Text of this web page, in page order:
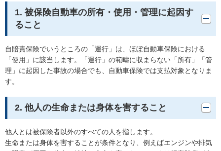
1. 被保険自動車の所有・使用・管理に起因す
ること
自賠責保険でいうところの「運行」は、ほぼ自動車保険における
「使用」に該当します。「運行」の範疇に収まらない「所有」「管
理」に起因した事故の場合でも、自動車保険では支払対象となりま
す。
2. 他人の生命または身体を害すること
他人とは被保険者以外のすべての人を指します。
生命または身体を害することが条件となり、例えばエンジンや排気